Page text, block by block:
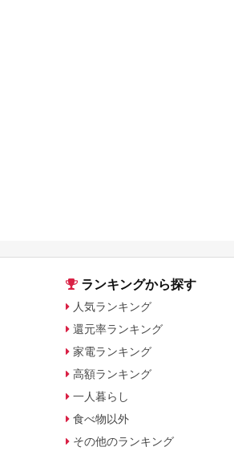
ランキングから探す
人気ランキング
還元率ランキング
家電ランキング
高額ランキング
一人暮らし
食べ物以外
その他のランキング